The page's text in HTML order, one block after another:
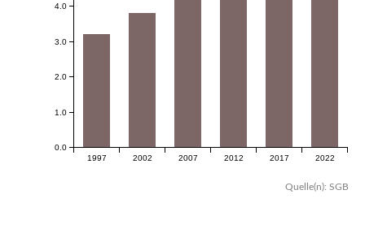
1997 2002 2007 2012 2017 2022
0.0
1.0
2.0
3.0
4.0
Quelle(n): SGB